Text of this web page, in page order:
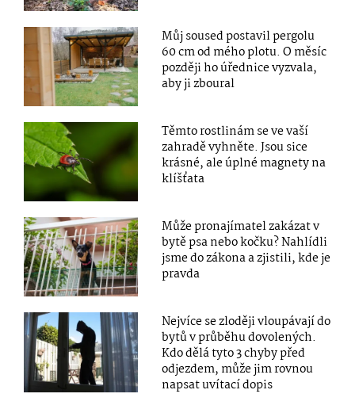
Můj soused postavil pergolu
60 cm od mého plotu. O měsíc
později ho úřednice vyzvala,
aby ji zboural
Těmto rostlinám se ve vaší
zahradě vyhněte. Jsou sice
krásné, ale úplné magnety na
klíšťata
Může pronajímatel zakázat v
bytě psa nebo kočku? Nahlídli
jsme do zákona a zjistili, kde je
pravda
Nejvíce se zloději vloupávají do
bytů v průběhu dovolených.
Kdo dělá tyto 3 chyby před
odjezdem, může jim rovnou
napsat uvítací dopis